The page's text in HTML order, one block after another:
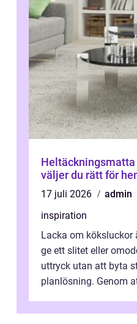
Heltäckningsmatta i
väljer du rätt för
17 juli 2026
admin
inspiration
Lacka om
ge ett slitet eller
uttryck utan att byta
planlösning. Genom